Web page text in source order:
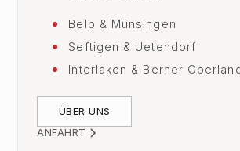
Belp & Münsingen
Seftigen & Uetendorf
Interlaken & Berner
ÜBER UNS
ANFAHRT